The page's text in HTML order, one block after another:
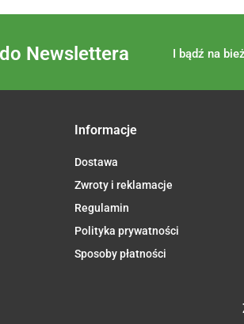
Newslettera I bądź na
Informacje
Dostawa
Zwroty i reklamacje
Regulamin
Polityka prywatności
Sposoby płatności